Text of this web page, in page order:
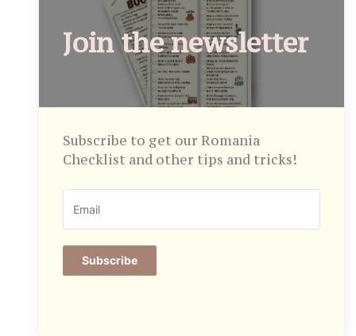
Join the newsletter
Subscribe to get our Romania
Checklist and other tips and tricks!
Subscribe